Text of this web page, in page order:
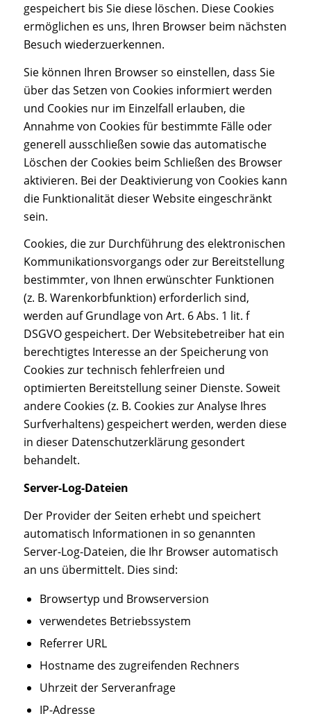
gespeichert bis Sie diese löschen. Diese Cookies
ermöglichen es uns, Ihren Browser beim nächsten
Besuch wiederzuerkennen.
Sie können Ihren Browser so einstellen, dass Sie
über das Setzen von Cookies informiert werden
und Cookies nur im Einzelfall erlauben, die
Annahme von Cookies für bestimmte Fälle oder
generell ausschließen sowie das automatische
Löschen der Cookies beim Schließen des Browser
aktivieren. Bei der Deaktivierung von Cookies kann
die Funktionalität dieser Website eingeschränkt
sein.
Cookies, die zur Durchführung des elektronischen
Kommunikationsvorgangs oder zur Bereitstellung
bestimmter, von Ihnen erwünschter Funktionen
(z. B. Warenkorbfunktion) erforderlich sind,
werden auf Grundlage von Art. 6 Abs. 1 lit. f
DSGVO gespeichert. Der Websitebetreiber hat ein
berechtigtes Interesse an der Speicherung von
Cookies zur technisch fehlerfreien und
optimierten Bereitstellung seiner Dienste. Soweit
andere Cookies (z. B. Cookies zur Analyse Ihres
Surfverhaltens) gespeichert werden, werden diese
in dieser Datenschutzerklärung gesondert
behandelt.
Server-Log-Dateien
Der Provider der Seiten erhebt und speichert
automatisch Informationen in so genannten
Server-Log-Dateien, die Ihr Browser automatisch
an uns übermittelt. Dies sind:
Browsertyp und Browserversion
verwendetes Betriebssystem
Referrer URL
Hostname des zugreifenden Rechners
Uhrzeit der Serveranfrage
IP-Adresse